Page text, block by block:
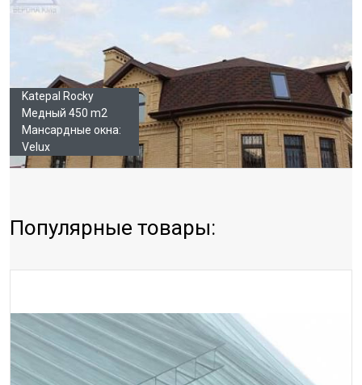
Katepal Rocky
Медный 450 m2
Мансардные окна:
Velux
Популярные товары: